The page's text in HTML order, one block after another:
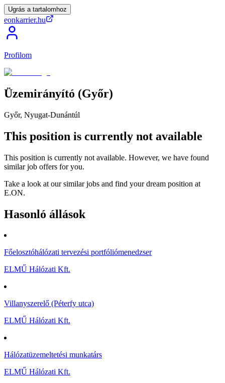
Ugrás a tartalomhoz
eonkarrier.hu
Profilom
Üzemirányító (Győr)
Győr, Nyugat-Dunántúl
This position is currently not available
This position is currently not available. However, we have found
similar job offers for you.
Take a look at our similar jobs and find your dream position at
E.ON.
Hasonló állások
Főelosztóhálózati tervezési portfóliómenedzser
ELMŰ Hálózati Kft.
Villanyszerelő (Péterfy utca)
ELMŰ Hálózati Kft.
Hálózatüzemeltetési munkatárs
ELMŰ Hálózati Kft.